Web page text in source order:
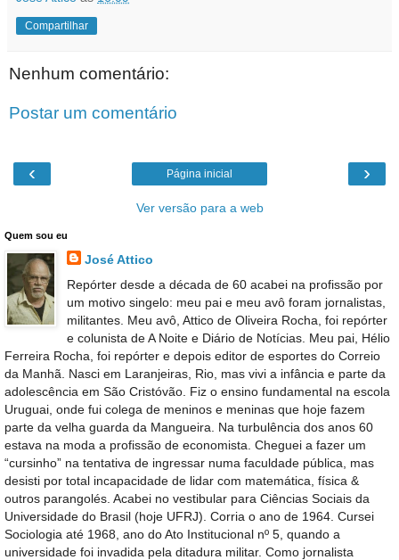
Compartilhar
Nenhum comentário:
Postar um comentário
‹ ›
Página inicial
Ver versão para a web
Quem sou eu
José Attico
Repórter desde a década de 60 acabei na profissão por
um motivo singelo: meu pai e meu avô foram jornalistas,
militantes. Meu avô, Attico de Oliveira Rocha, foi repórter
e colunista de A Noite e Diário de Notícias. Meu pai, Hélio
Ferreira Rocha, foi repórter e depois editor de esportes do Correio
da Manhã. Nasci em Laranjeiras, Rio, mas vivi a infância e parte da
adolescência em São Cristóvão. Fiz o ensino fundamental na escola
Uruguai, onde fui colega de meninos e meninas que hoje fazem
parte da velha guarda da Mangueira. Na turbulência dos anos 60
estava na moda a profissão de economista. Cheguei a fazer um
“cursinho” na tentativa de ingressar numa faculdade pública, mas
desisti por total incapacidade de lidar com matemática, física &
outros parangolés. Acabei no vestibular para Ciências Sociais da
Universidade do Brasil (hoje UFRJ). Corria o ano de 1964. Cursei
Sociologia até 1968, ano do Ato Institucional nº 5, quando a
universidade foi invadida pela ditadura militar. Como jornalista